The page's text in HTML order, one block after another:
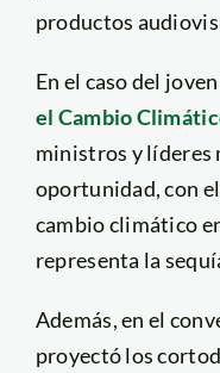
productos
En el caso del
el Cambio
ministros y líderes
oportunidad, con
cambio climático
representa la
Además, en el
proyectó los